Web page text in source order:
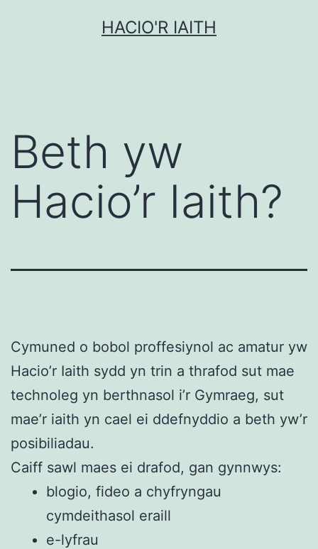
HACIO'R IAITH
Beth yw
Hacio’r Iaith?
Cymuned o bobol proffesiynol ac amatur yw
Hacio’r Iaith sydd yn trin a thrafod sut mae
technoleg yn berthnasol i’r Gymraeg, sut
mae’r iaith yn cael ei ddefnyddio a beth yw’r
posibiliadau.
Caiff sawl maes ei drafod, gan gynnwys:
blogio, fideo a chyfryngau
cymdeithasol eraill
e-lyfrau